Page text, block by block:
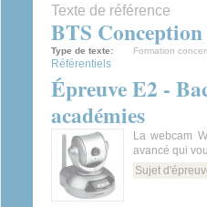
Texte de référence
BTS
Type de texte:
Référentiels
Formation
Épreuve E2 -
académies
La webcam
avancé qui
Sujet